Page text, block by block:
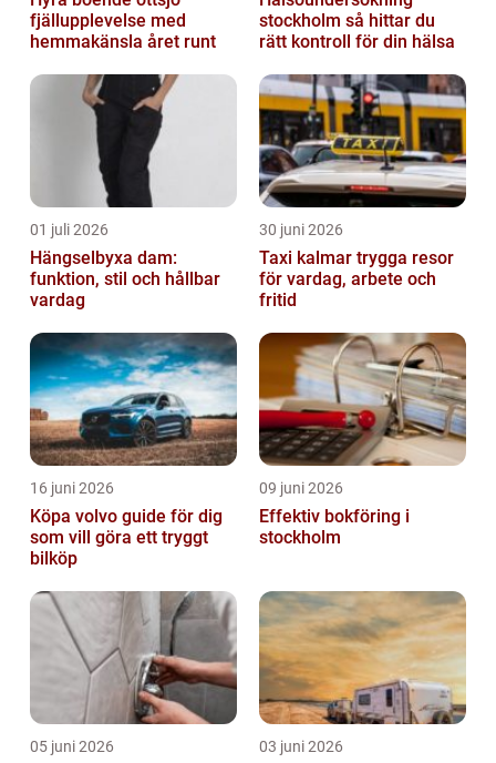
fjällupplevelse med
hemmakänsla året runt
stockholm så hittar du
rätt kontroll för din hälsa
01 juli 2026
Hängselbyxa dam:
funktion, stil och hållbar
vardag
30 juni 2026
Taxi kalmar trygga resor
för vardag, arbete och
fritid
16 juni 2026
Köpa volvo guide för dig
som vill göra ett tryggt
bilköp
09 juni 2026
Effektiv bokföring i
stockholm
05 juni 2026 03 juni 2026